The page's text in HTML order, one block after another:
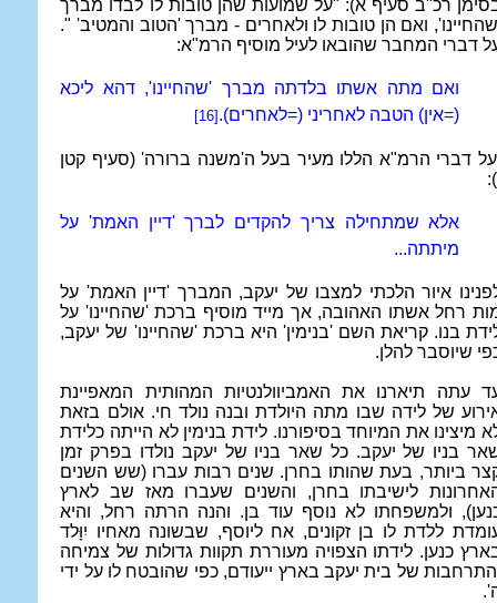
רכ"ב סעיף א): "על שמועות שהן טובות לו לבדו מברך
ואם הן טובות לו ולאחרים - מברך 'הטוב והמטיב' ".
דברי המחבר שהובאו לעיל מוסיף הרמ"א:
ואם מתה אשתו בלדתה מברך 'שהחיינו', דהא ליכא
(=אין) הטבה לאחריני (=לאחרים). [16]
דברי הרמ"א הללו מעיר בעל ה'משנה ברורה' (סעיף קטן
אלא שמתחילה צריך להקדים לברך 'דיין האמת' על
מיתתה...
איור הלכתי למצבו של יעקב, המברך 'דיין האמת' על
רחל אשתו האהובה, אך מייד מוסיף ברכת 'שהחיינו' על
בנו. קריאת השם 'בנימין' היא ברכת 'שהחיינו' של יעקב,
שיוסבר להלן.
עתה תיארנו את האמביוולנטיות המהותית המאפיינת
של לידה שבו מתה היולדת ובנה נולד חי. אולם בזאת
מיצינו את המיוחד בסיפורנו. לידת בנימין לא הייתה כלידת
בניו של יעקב. כל שאר בניו של יעקב נולדו בפרק זמן
ביותר, בעת שהותו בחרן. שנים רבות עברו (שש השנים
לישיבתו בחרן, והשנים שעברו מאז שב לארץ
ולמשפחתו לא נוסף עוד בן. והנה הרתה רחל, והיא
ללדת לו בן זקונים, אח ליוסף, שבשונה מאחיו יִוָּלד
כנען. לידתו הצפויה מעוררת תקוות גדולות של צמיחה
של בית יעקב בארץ ייעודם, כפי שהובטח לו על ידי